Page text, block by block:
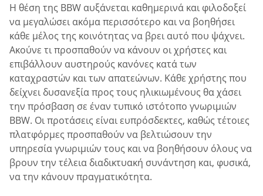
Η θέση της BBW αυξάνεται καθημερινά και φιλοδοξεί
να μεγαλώσει ακόμα περισσότερο και να βοηθήσει
κάθε μέλος της κοινότητας να βρει αυτό που ψάχνει.
Ακούνε τι προσπαθούν να κάνουν οι χρήστες και
επιβάλλουν αυστηρούς κανόνες κατά των
καταχραστών και των απατεώνων. Κάθε χρήστης που
δείχνει δυσανεξία προς τους ηλικιωμένους θα χάσει
την πρόσβαση σε έναν τυπικό ιστότοπο γνωριμιών
BBW. Οι προτάσεις είναι ευπρόσδεκτες, καθώς τέτοιες
πλατφόρμες προσπαθούν να βελτιώσουν την
υπηρεσία γνωριμιών τους και να βοηθήσουν όλους να
βρουν την τέλεια διαδικτυακή συνάντηση και, φυσικά,
να την κάνουν πραγματικότητα.